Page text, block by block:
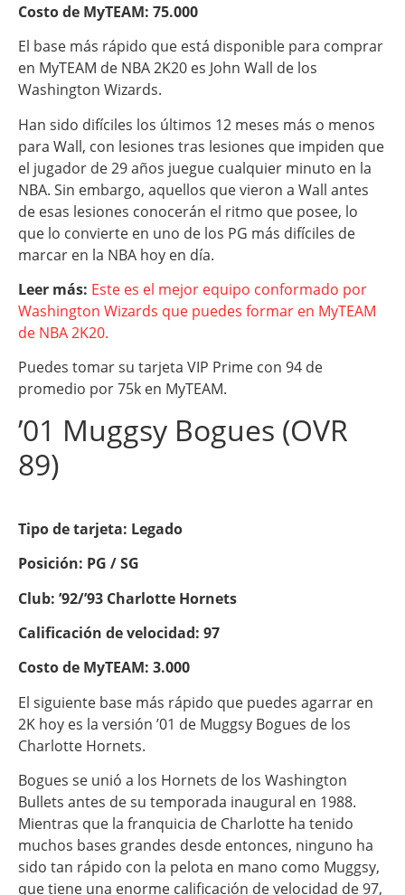
Costo de MyTEAM: 75.000
El base más rápido que está disponible para comprar
en MyTEAM de NBA 2K20 es John Wall de los
Washington Wizards.
Han sido difíciles los últimos 12 meses más o menos
para Wall, con lesiones tras lesiones que impiden que
el jugador de 29 años juegue cualquier minuto en la
NBA. Sin embargo, aquellos que vieron a Wall antes
de esas lesiones conocerán el ritmo que posee, lo
que lo convierte en uno de los PG más difíciles de
marcar en la NBA hoy en día.
Leer más: Este es el mejor equipo conformado por
Washington Wizards que puedes formar en MyTEAM
de NBA 2K20.
Puedes tomar su tarjeta VIP Prime con 94 de
promedio por 75k en MyTEAM.
’01 Muggsy Bogues (OVR
89)
Tipo de tarjeta: Legado
Posición: PG / SG
Club: ’92/’93 Charlotte Hornets
Calificación de velocidad: 97
Costo de MyTEAM: 3.000
El siguiente base más rápido que puedes agarrar en
2K hoy es la versión ’01 de Muggsy Bogues de los
Charlotte Hornets.
Bogues se unió a los Hornets de los Washington
Bullets antes de su temporada inaugural en 1988.
Mientras que la franquicia de Charlotte ha tenido
muchos bases grandes desde entonces, ninguno ha
sido tan rápido con la pelota en mano como Muggsy,
que tiene una enorme calificación de velocidad de 97,